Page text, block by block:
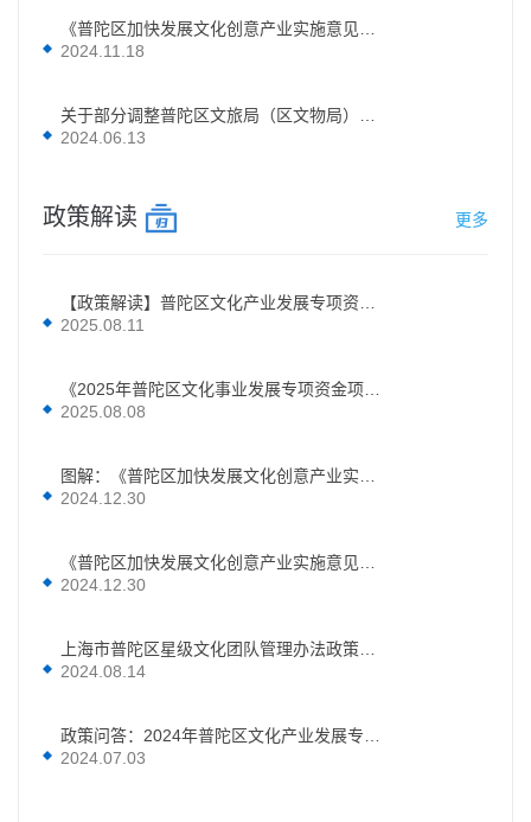
2024.11.18
2024.06.13
政策解读 更多
2025.08.11
2025.08.08
2024.12.30
2024.12.30
2024.08.14
2024.07.03